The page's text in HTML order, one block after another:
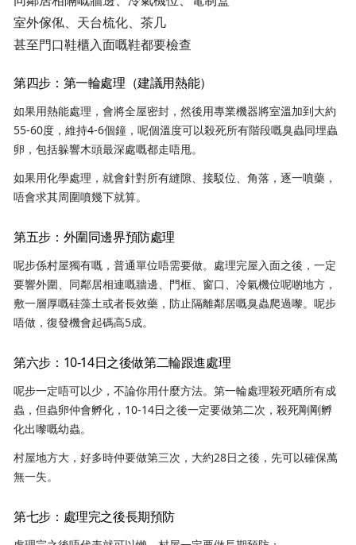
室外傢俬、天台梳化、茶几
甚至門口鞋櫃入面嘅鞋都要檢查
第四步：第一輪處理（建議用熱能）
如果用熱能處理，會將全屋密封，然後用專業機器將室溫加到大約
55-60度，維持4-6個鐘，呢個溫度可以殺死所有階段嘅臭蟲同埋蟲
卵，包括躲響木頭最深處嘅都走唔甩。
如果用化學處理，就會針對所有縫隙、接駁位、角落，逐一噴藥，
唔會求其周圍噴幾下就算。
第五步：外圍同邊界預防處理
呢步係村屋獨有嘅，普通單位唔需要做。處理完屋入面之後，一定
要響外圍、同鄰居相連嘅牆邊、門框、窗口、冷氣機位呢啲地方，
敷一層厚嘅硅藻土或者長效藥，防止隔離鄰居嘅臭蟲爬過嚟。呢步
唔做，復發機會起碼高5成。
第六步：10-14日之後做第二輪跟進處理
呢步一定唔可以少，不論你用什麼方法。第一輪處理殺死晒所有成
蟲，但蟲卵仲會孵化，10-14日之後一定要做第二次，殺死剛剛孵
化出嚟嘅幼蟲。
村屋地方大，好多時仲要做第三次，大約28日之後，先可以確保萬
無一失。
第七步：處理完之後長期預防